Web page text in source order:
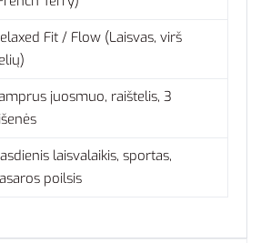
Fit / Flow (Laisvas, virš
juosmuo, raištelis, 3
laisvalaikis, sportas,
poilsis